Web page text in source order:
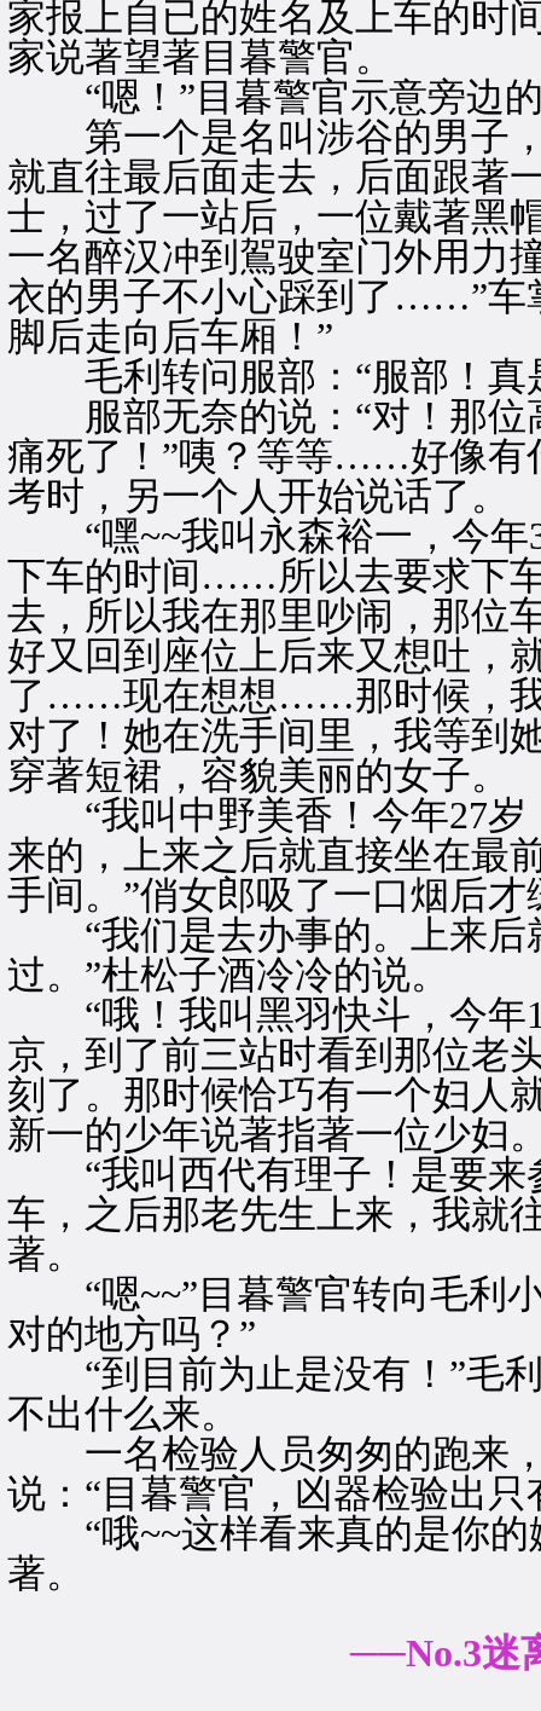
家报上自已的姓名及上车的时
家说著望著目暮警官。
“嗯！”目暮警官示意旁边
第一个是名叫涉谷的男子，
就直往最后面走去，后面跟著
士，过了一站后，一位戴著黑
一名醉汉冲到鴐驶室门外用力
衣的男子不小心踩到了……”车
脚后走向后车厢！”
毛利转问服部：“服部！真
服部无奈的说：“对！那位
痛死了！”咦？等等……好像
考时，另一个人开始说话了。
“嘿~~我叫永森裕一，今年
下车的时间……所以去要求下
去，所以我在那里吵闹，那位
好又回到座位上后来又想吐
了……现在想想……那时候，
对了！她在洗手间里，我等到
穿著短裙，容貌美丽的女子。
“我叫中野美香！今年27岁
来的，上来之后就直接坐在最
手间。”俏女郎吸了一口烟后才
“我们是去办事的。上来后
过。”杜松子酒冷冷的说。
“哦！我叫黑羽快斗，今年
京，到了前三站时看到那位老
刻了。那时候恰巧有一个妇
新一的少年说著指著一位少妇
“我叫西代有理子！是要来
车，之后那老先生上来，我就
著。
“嗯~~”目暮警官转向毛利小
对的地方吗？”
“到目前为止是没有！”毛利
不出什么来。
一名检验人员匆匆的跑来，
说：“目暮警官，凶器检验出
“哦~~这样看来真的是你的
著。
──No.3迷